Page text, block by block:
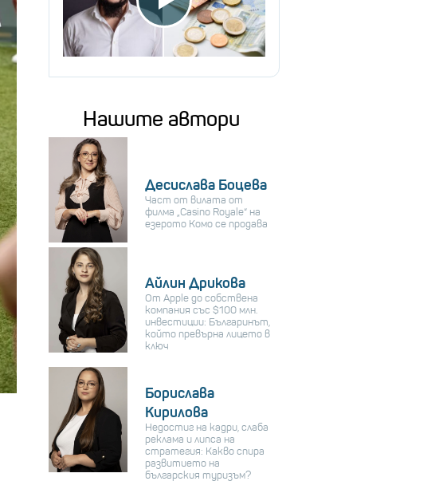
Нашите автори
Десислава Боцева
Част от вилата от
филма „Casino Royale“ на
езерото Комо се продава
Айлин Дрикова
От Apple до собствена
компания със $100 млн.
инвестиции: Българинът,
който превърна лицето в
ключ
Борислава
Кирилова
Недостиг на кадри, слаба
реклама и липса на
стратегия: Какво спира
развитието на
българския туризъм?